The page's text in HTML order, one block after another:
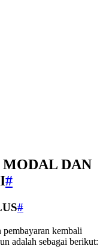
DAN
#
#
kembali
adalah sebagai berikut: